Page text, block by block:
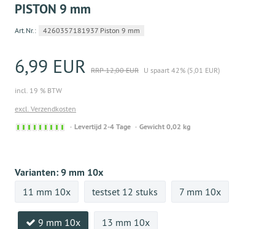
PISTON 9 mm
Art.Nr.: 4260357181937 Piston 9 mm
6,99 EUR RRP 12,00 EUR U spaart 42% (5,01 EUR)
incl. 19 % BTW
excl. Verzendkosten
Sofort
Levertijd 2-4 Tage Gewicht 0,02 kg
Varianten:9 mm 10x
11 mm 10x testset 12 stuks 7 mm 10x
9 mm 10x 13 mm 10x